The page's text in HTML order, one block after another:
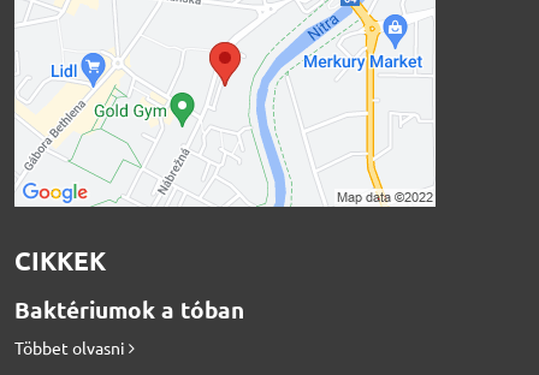
CIKKEK
Baktériumok a tóban
Többet olvasni